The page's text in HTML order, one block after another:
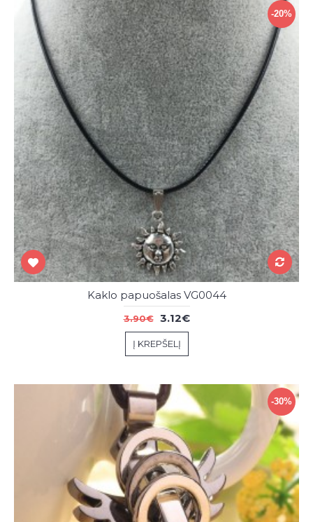
-20%
Kaklo papuošalas VG0044
3.90€ 3.12€
Į KREPŠELĮ
-30%